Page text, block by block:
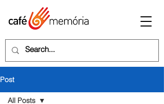
Post
All Posts